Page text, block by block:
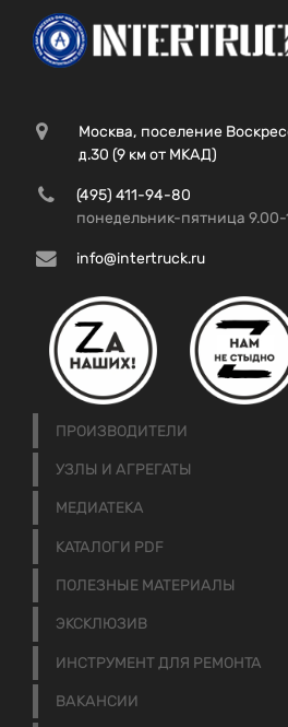
Москва, поселение
д.30 (9 км от МКАД)
(495) 411-94-80
понедельник-пятница 9.00-
info@intertruck.ru
ПРОИЗВОДИТЕЛИ
УЗЛЫ И АГРЕГАТЫ
МЕДИАТЕКА
КАТАЛОГИ PDF
ПОЛЕЗНЫЕ МАТЕРИАЛЫ
ЭКСКЛЮЗИВ
ИНСТРУМЕНТ ДЛЯ РЕМОНТА
ВАКАНСИИ